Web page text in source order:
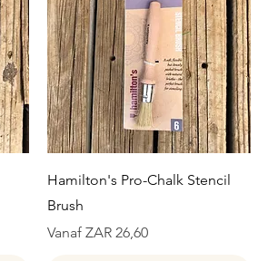
Snel overzicht
Hamilton's Pro-Chalk Stencil
Brush
Vanaf ZAR 26,60
Verkoopprijs